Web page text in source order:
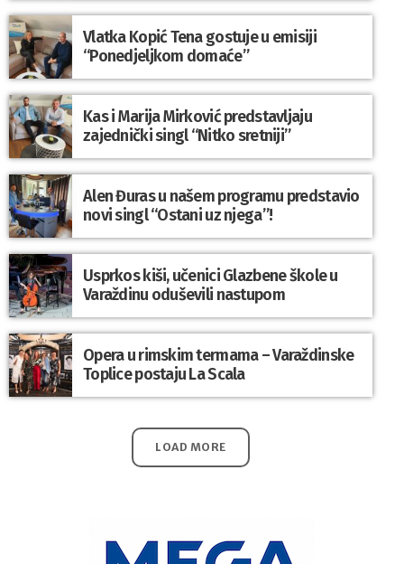
Vlatka Kopić Tena gostuje u emisiji
“Ponedjeljkom domaće”
Kas i Marija Mirković predstavljaju
zajednički singl “Nitko sretniji”
Alen Đuras u našem programu predstavio
novi singl “Ostani uz njega”!
Usprkos kiši, učenici Glazbene škole u
Varaždinu oduševili nastupom
Opera u rimskim termama – Varaždinske
Toplice postaju La Scala
LOAD MORE